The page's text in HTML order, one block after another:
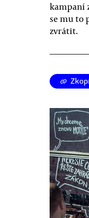
kampaní
se mu to
zvrátit.